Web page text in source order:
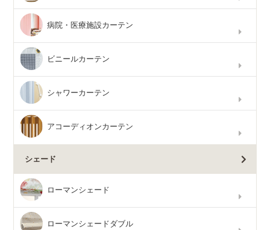
病院・医療施設カーテン
ビニールカーテン
シャワーカーテン
アコーディオンカーテン
シェード
ローマンシェード
ローマンシェードダブル